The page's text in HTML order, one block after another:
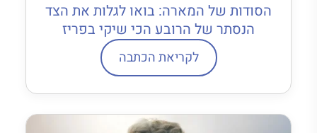
הסודות של המארה: בואו לגלות את הצד
הנסתר של הרובע הכי שיקי בפריז
לקריאת הכתבה